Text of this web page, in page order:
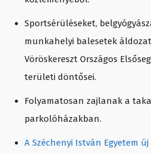
Sportsérüléseket,
munkahelyi balesetek
Vöröskereszt Országos
területi döntősei.
Folyamatosan zajlanak a
parkolóházakban.
A Széchenyi István Egyetem